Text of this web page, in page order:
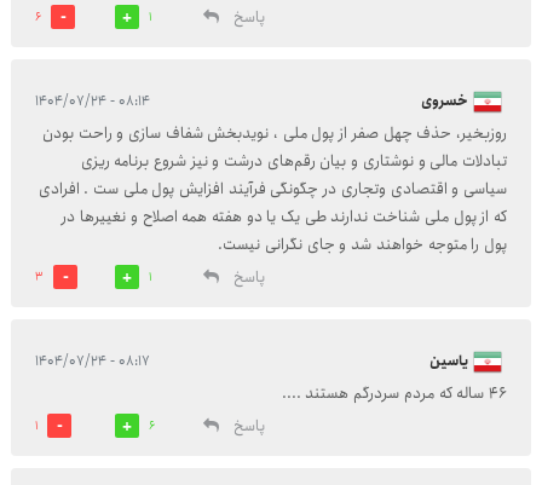
پاسخ
1
6
خسروی ۰۸:۱۴ - ۱۴۰۴/۰۷/۲۴
روزبخیر، حذف چهل صفر از پول ملی ، نویدبخش شفاف سازی و راحت بودن
تبادلات مالی و نوشتاری و بیان رقم‌های درشت و نیز شروع برنامه ریزی
سیاسی و اقتصادی و‌تجاری در چگونگی فرآیند افزایش پول ملی ست . افرادی
که از پول ملی شناخت ندارند طی یک یا دو هفته همه اصلاح و نغییرها در
پول را متوجه خواهند شد و جای نگرانی نیست.
پاسخ
1
3
یاسین ۰۸:۱۷ - ۱۴۰۴/۰۷/۲۴
۴۶ ساله که مردم سردرگم هستند ....
پاسخ
6
1